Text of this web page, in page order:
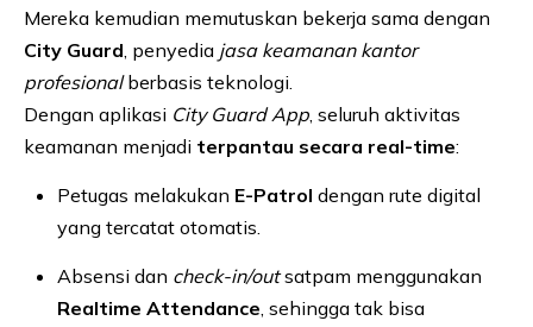
Mereka kemudian memutuskan bekerja sama dengan
City Guard, penyedia jasa keamanan kantor
profesionalberbasis teknologi.
Dengan aplikasi City Guard App, seluruh aktivitas
keamanan menjadi terpantau secara real-time:
Petugas melakukan E-Patrol dengan rute digital
yang tercatat otomatis.
Absensi dan check-in/outsatpam menggunakan
Realtime Attendance, sehingga tak bisa